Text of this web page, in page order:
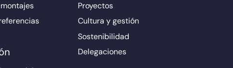
Proyectos
Cultura y gestión
Sostenibilidad
Delegaciones